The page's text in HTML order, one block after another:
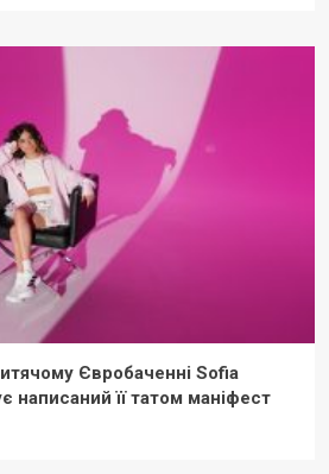
Євробаченні Sofia
написаний її татом маніфест